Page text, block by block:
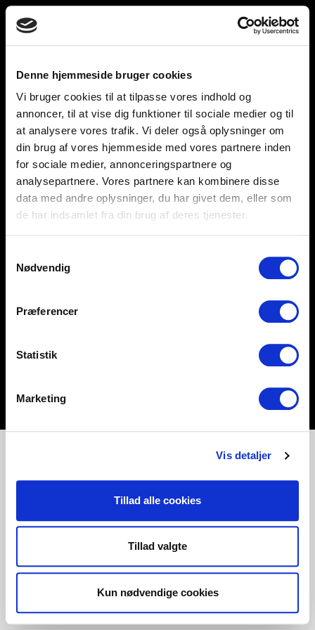
Denne hjemmeside bruger cookies
Vi bruger cookies til at tilpasse vores indhold og
annoncer, til at vise dig funktioner til sociale medier og til
at analysere vores trafik. Vi deler også oplysninger om
din brug af vores hjemmeside med vores partnere inden
for sociale medier, annonceringspartnere og
analysepartnere. Vores partnere kan kombinere disse
data med andre oplysninger, du har givet dem, eller som
de har indsamlet fra din brug af deres tjenester.
Nødvendig
Præferencer
Statistik
Marketing
Vis detaljer
Tillad alle cookies
Tillad valgte
Kun nødvendige cookies
Toggle
navigation
unnu
Help and support
Retailers
Browse for inspiration
SØREN FRICHS VEJ 52, 8230 AABYHØJ
+4586997400
INFO@UNNU.NU